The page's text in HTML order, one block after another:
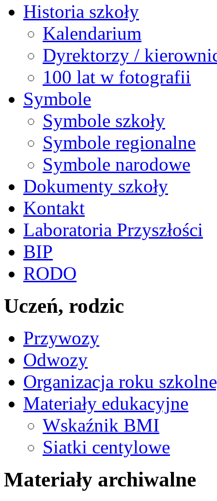
Historia szkoły
Kalendarium
Dyrektorzy /
100 lat w fotografii
Symbole
Symbole szkoły
Symbole regionalne
Symbole narodowe
Dokumenty szkoły
Kontakt
Laboratoria Przyszłości
BIP
RODO
Uczeń, rodzic
Przywozy
Odwozy
Organizacja roku
Materiały edukacyjne
Wskaźnik BMI
Siatki centylowe
Materiały archiwalne